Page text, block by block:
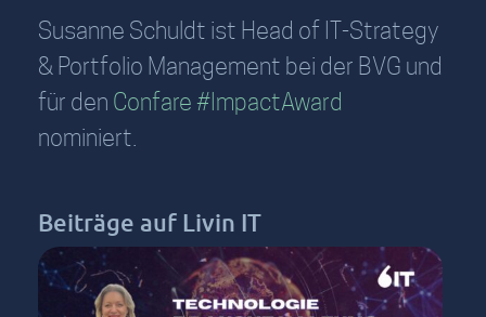
Susanne Schuldt ist Head of IT-Strategy
& Portfolio Management bei der BVG und
für den Confare #ImpactAward
nominiert.
Beiträge auf Livin IT